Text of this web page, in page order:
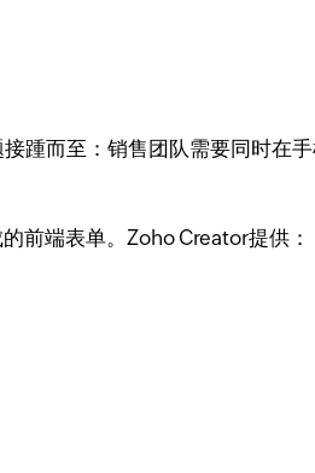
踵而至：销售团队需要同时在手
前端表单。Zoho Creator提供：